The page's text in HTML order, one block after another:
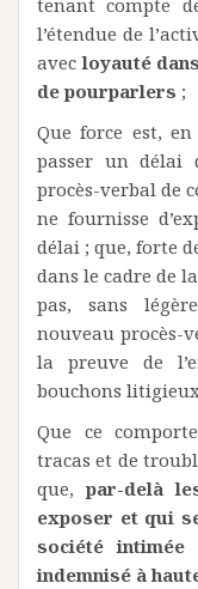
tenant compte
l’étendue de
avecloyauté
de pourparlers ;
Que force est,
passer un délai
procès-verbal de
ne fournisse
délai ; que, forte
dans le cadre de
pas, sans
nouveau procès-
la preuve de
bouchons
Que ce
tracas et de
que, par-delà
exposer et qui
société
indemnisé à